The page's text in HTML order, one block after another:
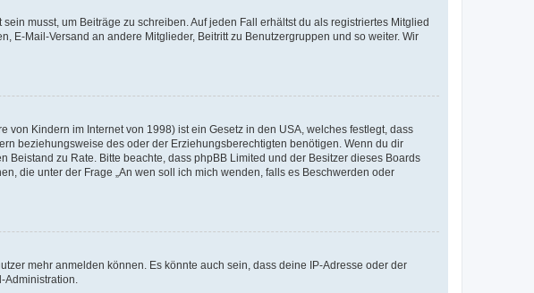
musst, um Beiträge zu schreiben. Auf jeden Fall erhältst du als registriertes Mitglied
E-Mail-Versand an andere Mitglieder, Beitritt zu Benutzergruppen und so weiter. Wir
von Kindern im Internet von 1998) ist ein Gesetz in den USA, welches festlegt, dass
beziehungsweise des oder der Erziehungsberechtigten benötigen. Wenn du dir
zu Rate. Bitte beachte, dass phpBB Limited und der Besitzer dieses Boards
die unter der Frage „An wen soll ich mich wenden, falls es Beschwerden oder
mehr anmelden können. Es könnte auch sein, dass deine IP-Adresse oder der